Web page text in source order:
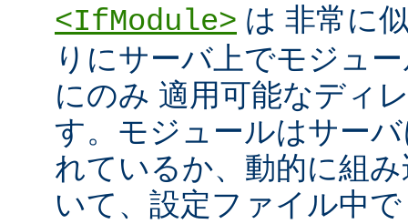
<IfModule> は 非常に
りにサーバ上でモジュ
にのみ 適用可能なディ
す。モジュールはサー
れているか、動的に組
いて、設定ファイル中